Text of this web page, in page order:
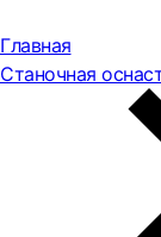
Главная
Станочная